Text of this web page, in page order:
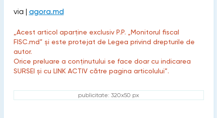
via | agora.md
„Acest articol aparține exclusiv P.P. „Monitorul fiscal
FISC.md” și este protejat de Legea privind drepturile de
autor.
Orice preluare a conținutului se face doar cu indicarea
SURSEI și cu LINK ACTIV către pagina articolului”.
publicitate: 320x50 px